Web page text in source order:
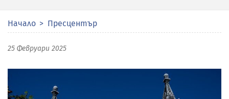
Начало Пресцентър
25 Февруари 2025